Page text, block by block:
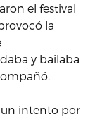
el festival
la
y bailaba
un intento por